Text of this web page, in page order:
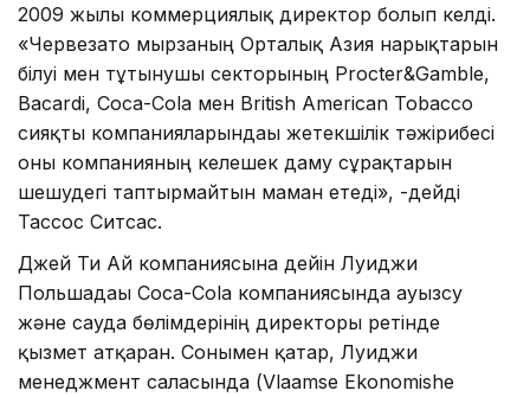
2009 жылы коммерциялық директор болып келді.
«Червезато мырзаның Орталық Азия нарықтарын
білуі мен тұтынушы секторының Procter&Gamble,
Bacardi, Coca-Cola мен British American Tobacco
сияқты компанияларындағы жетекшілік тәжірибесі
оны компанияның келешек даму сұрақтарын
шешудегі таптырмайтын маман етеді», -дейді
Тассос Ситсас.
Джей Ти Ай компаниясына дейін Луиджи
Польшадағы Coca-Cola компаниясында ауызсу
және сауда бөлімдерінің директоры ретінде
қызмет атқарған. Сонымен қатар, Луиджи
менеджмент саласында (Vlaamse Ekonomishe